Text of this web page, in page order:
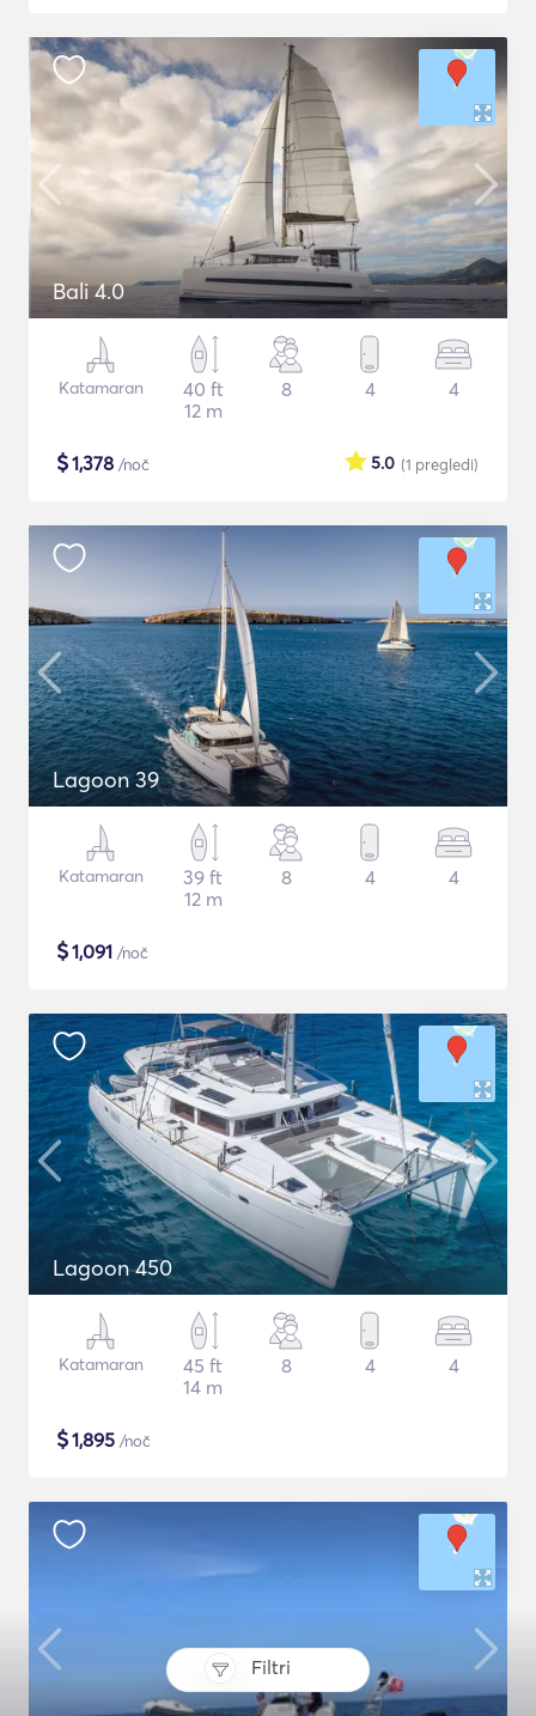
Filtri
Bali 4.0
Katamaran
40 ft
12 m
8 4 4
$1,378 /noč (1 pregledi)
5.0
Lagoon 39
Katamaran
39 ft
12 m
8 4 4
$1,091 /noč
Lagoon 450
Katamaran
45 ft
14 m
8 4 4
$1,895 /noč